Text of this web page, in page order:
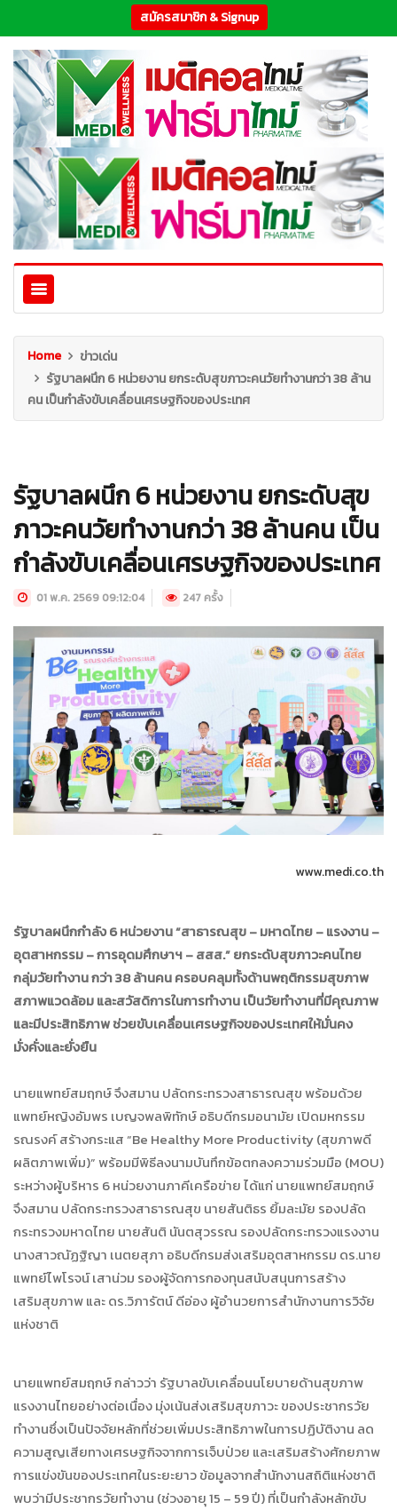
สมัครสมาชิก & Signup
Home
ข่าวเด่น
รัฐบาลผนึก 6 หน่วยงาน ยกระดับสุขภาวะคนวัยทำงานกว่า 38 ล้าน
คน เป็นกำลังขับเคลื่อนเศรษฐกิจของประเทศ
รัฐบาลผนึก 6 หน่วยงาน ยกระดับสุข
ภาวะคนวัยทำงานกว่า 38 ล้านคน เป็น
กำลังขับเคลื่อนเศรษฐกิจของประเทศ
01 พ.ค. 2569 09:12:04 247 ครั้ง
www.medi.co.th
รัฐบาลผนึกกำลัง 6 หน่วยงาน “สาธารณสุข – มหาดไทย – แรงงาน –
อุตสาหกรรม – การอุดมศึกษาฯ – สสส.” ยกระดับสุขภาวะคนไทย
กลุ่มวัยทำงาน กว่า 38 ล้านคน ครอบคลุมทั้งด้านพฤติกรรมสุขภาพ
สภาพแวดล้อม และสวัสดิการในการทำงาน เป็นวัยทำงานที่มีคุณภาพ
และมีประสิทธิภาพ ช่วยขับเคลื่อนเศรษฐกิจของประเทศให้มั่นคง
มั่งคั่งและยั่งยืน
นายแพทย์สมฤกษ์ จึงสมาน ปลัดกระทรวงสาธารณสุข พร้อมด้วย
แพทย์หญิงอัมพร เบญจพลพิทักษ์ อธิบดีกรมอนามัย เปิดมหกรรม
รณรงค์ สร้างกระแส “Be Healthy More Productivity (สุขภาพดี
ผลิตภาพเพิ่ม)” พร้อมมีพิธีลงนามบันทึกข้อตกลงความร่วมมือ (MOU)
ระหว่างผู้บริหาร 6 หน่วยงานภาคีเครือข่าย ได้แก่ นายแพทย์สมฤกษ์
จึงสมาน ปลัดกระทรวงสาธารณสุข นายสันติธร ยิ้มละมัย รองปลัด
กระทรวงมหาดไทย นายสันติ นันตสุวรรณ รองปลัดกระทรวงแรงงาน
นางสาวณัฏฐิญา เนตยสุภา อธิบดีกรมส่งเสริมอุตสาหกรรม ดร.นาย
แพทย์ไพโรจน์ เสาน่วม รองผู้จัดการกองทุนสนับสนุนการสร้าง
เสริมสุขภาพ และ ดร.วิภารัตน์ ดีอ่อง ผู้อำนวยการสำนักงานการวิจัย
แห่งชาติ
นายแพทย์สมฤกษ์ กล่าวว่า รัฐบาลขับเคลื่อนนโยบายด้านสุขภาพ
แรงงานไทยอย่างต่อเนื่อง มุ่งเน้นส่งเสริมสุขภาวะ ของประชากรวัย
ทำงานซึ่งเป็นปัจจัยหลักที่ช่วยเพิ่มประสิทธิภาพในการปฏิบัติงาน ลด
ความสูญเสียทางเศรษฐกิจจากการเจ็บป่วย และเสริมสร้างศักยภาพ
การแข่งขันของประเทศในระยะยาว ข้อมูลจากสำนักงานสถิติแห่งชาติ
พบว่ามีประชากรวัยทำงาน (ช่วงอายุ 15 – 59 ปี) ที่เป็นกำลังหลักขับ